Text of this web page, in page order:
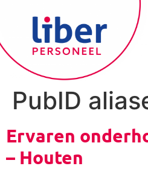
PubID
Ervaren
– Houten